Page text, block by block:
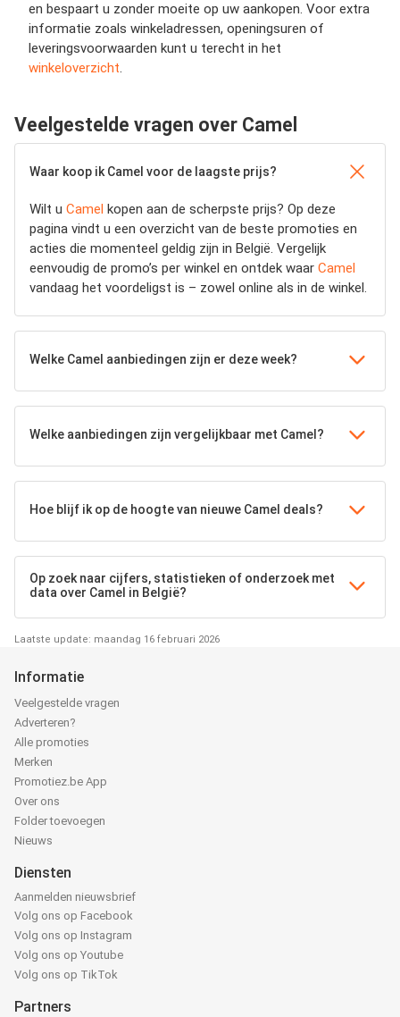
en bespaart u zonder moeite op uw aankopen. Voor extra
informatie zoals winkeladressen, openingsuren of
leveringsvoorwaarden kunt u terecht in het
winkeloverzicht.
Veelgestelde vragen over Camel
Waar koop ik Camel voor de laagste prijs?
Wilt u Camel kopen aan de scherpste prijs? Op deze
pagina vindt u een overzicht van de beste promoties en
acties die momenteel geldig zijn in België. Vergelijk
eenvoudig de promo’s per winkel en ontdek waar Camel
vandaag het voordeligst is – zowel online als in de winkel.
Welke Camel aanbiedingen zijn er deze week?
Welke aanbiedingen zijn vergelijkbaar met Camel?
Hoe blijf ik op de hoogte van nieuwe Camel deals?
Op zoek naar cijfers, statistieken of onderzoek met
data over Camel in België?
Laatste update: maandag 16 februari 2026
Informatie
Veelgestelde vragen
Adverteren?
Alle promoties
Merken
Promotiez.be App
Over ons
Folder toevoegen
Nieuws
Diensten
Aanmelden nieuwsbrief
Volg ons op Facebook
Volg ons op Instagram
Volg ons op Youtube
Volg ons op TikTok
Partners